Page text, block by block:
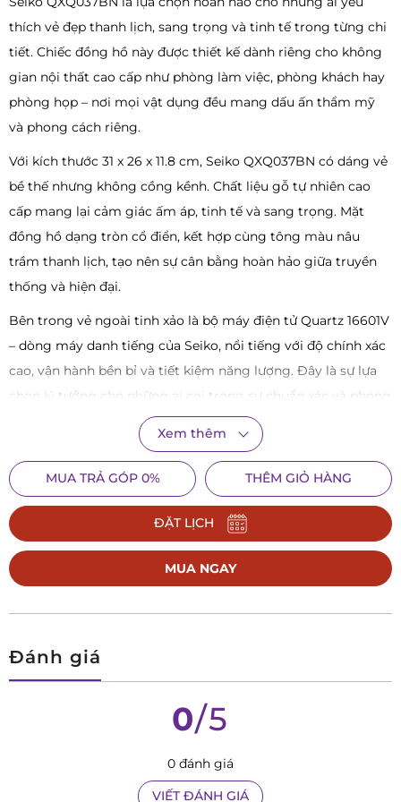
thích vẻ đẹp thanh lịch, sang trọng và tinh tế trong từng chi
tiết. Chiếc đồng hồ này được thiết kế dành riêng cho không
gian nội thất cao cấp như phòng làm việc, phòng khách hay
phòng họp – nơi mọi vật dụng đều mang dấu ấn thẩm mỹ
và phong cách riêng.
Với kích thước 31 x 26 x 11.8 cm, Seiko QXQ037BN có dáng vẻ
bề thế nhưng không cồng kềnh. Chất liệu gỗ tự nhiên cao
cấp mang lại cảm giác ấm áp, tinh tế và sang trọng. Mặt
đồng hồ dạng tròn cổ điển, kết hợp cùng tông màu nâu
trầm thanh lịch, tạo nên sự cân bằng hoàn hảo giữa truyền
thống và hiện đại.
Bên trong vẻ ngoài tinh xảo là bộ máy điện tử Quartz 16601V
– dòng máy danh tiếng của Seiko, nổi tiếng với độ chính xác
cao, vận hành bền bỉ và tiết kiệm năng lượng. Đây là sự lựa
chọn lý tưởng cho những ai coi trọng sự chuẩn xác và phong
đồng hồ để bàn, Seiko QXQ037BN còn là
vật trang trí tinh tế, thể hiện phong cách sống của người sở
hữu – một người yêu sự chỉn chu, trân trọng thời gian và đề
cao giá trị thủ công tinh xảo.
Đánh giá chi tiết Seiko QXQ037BN – Tác
phẩm thời gian được chạm khắc trong gỗ
Xem thêm
MUA TRẢ GÓP 0% THÊM GIỎ HÀNG
ĐẶT LỊCH
MUA NGAY
Đánh giá
0/5
0 đánh giá
VIẾT ĐÁNH GIÁ